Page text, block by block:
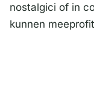
nostalgici of in
kunnen